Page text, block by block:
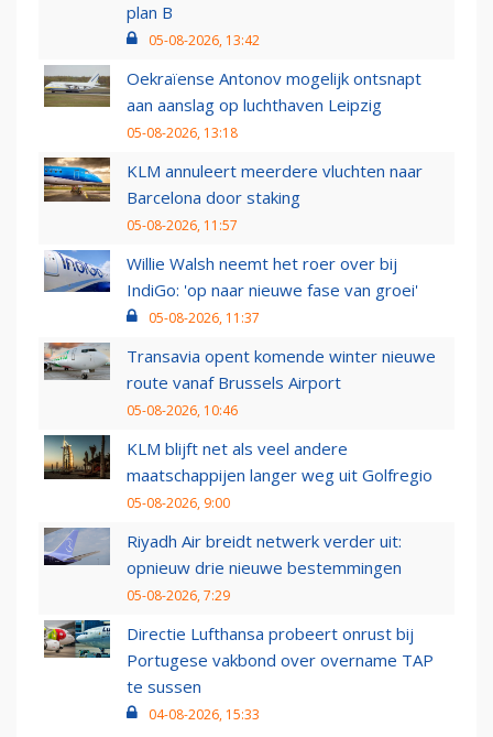
plan B
05-08-2026, 13:42
Oekraïense Antonov mogelijk ontsnapt
aan aanslag op luchthaven Leipzig
05-08-2026, 13:18
KLM annuleert meerdere vluchten naar
Barcelona door staking
05-08-2026, 11:57
Willie Walsh neemt het roer over bij
IndiGo: 'op naar nieuwe fase van groei'
05-08-2026, 11:37
Transavia opent komende winter nieuwe
route vanaf Brussels Airport
05-08-2026, 10:46
KLM blijft net als veel andere
maatschappijen langer weg uit Golfregio
05-08-2026, 9:00
Riyadh Air breidt netwerk verder uit:
opnieuw drie nieuwe bestemmingen
05-08-2026, 7:29
Directie Lufthansa probeert onrust bij
Portugese vakbond over overname TAP
te sussen
04-08-2026, 15:33